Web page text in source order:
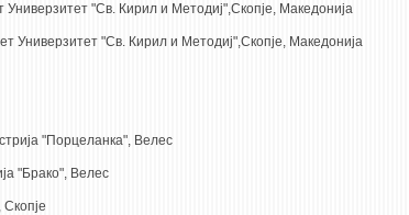
"Св. Кирил и Методиј",Скопје, Македонија
Универзитет "Св. Кирил и Методиј",Скопје, Македонија
"Порцеланка", Велес
"Брако", Велес